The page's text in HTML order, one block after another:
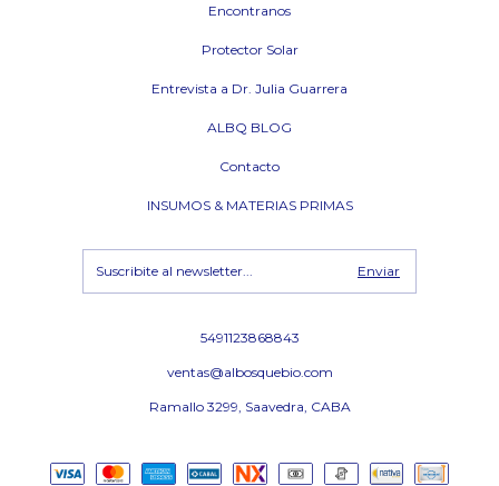
Encontranos
Protector Solar
Entrevista a Dr. Julia Guarrera
ALBQ BLOG
Contacto
INSUMOS & MATERIAS PRIMAS
5491123868843
ventas@albosquebio.com
Ramallo 3299, Saavedra, CABA